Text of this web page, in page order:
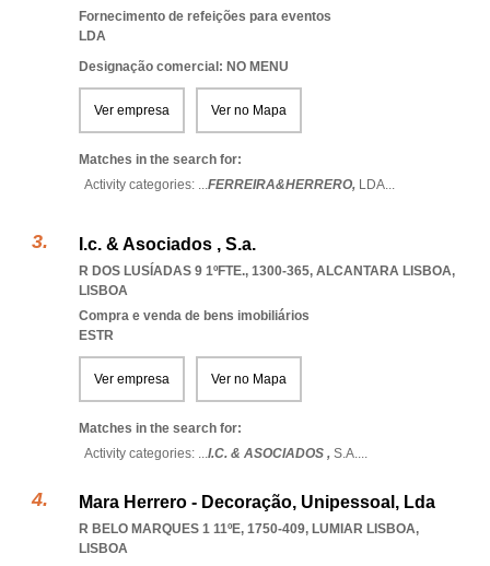
Fornecimento de refeições para eventos
LDA
Designação comercial: NO MENU
Ver empresa Ver no Mapa
Matches in the search for:
Activity categories: ...FERREIRA&HERRERO, LDA...
I.c. & Asociados , S.a.
R DOS LUSÍADAS 9 1ºFTE., 1300-365, ALCANTARA LISBOA,
LISBOA
Compra e venda de bens imobiliários
ESTR
Ver empresa Ver no Mapa
Matches in the search for:
Activity categories: ...I.C. & ASOCIADOS , S.A....
Mara Herrero - Decoração, Unipessoal, Lda
R BELO MARQUES 1 11ºE, 1750-409, LUMIAR LISBOA,
LISBOA